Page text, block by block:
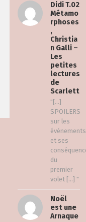
Didi T.02
Métamo
rphoses
,
Christia
n Galli –
Les
petites
lectures
de
Scarlett
"[…]
SPOILERS
sur les
événements
et ses
du
premier
volet […] "
Noël
est une
Arnaque